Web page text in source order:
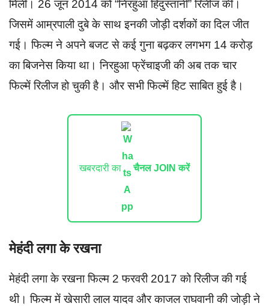
मिली। 26 जून 2014 को “निरहुआ हिंदुस्तानी” रिलीज की।
जिसमें आम्रपाली दुबे के साथ इनकी जोड़ी दर्शकों का दिल जीत
गई। फिल्म ने अपने बजट से कई गुना बढ़कर लगभग 14 करोड़
का बिजनेस किया था। निरहुआ फ्रेंचाइजी की अब तक चार
फिल्में रिलीज हो चुकी है। और सभी फिल्में हिट साबित हुई है।
खबरदारी का चैनल JOIN करें
मेहंदी लगा के रखना
मेहंदी लगा के रखना फिल्म 2 फरवरी 2017 को रिलीज की गई
थी। फिल्म में खेसारी लाल यादव और काजल राघवानी की जोड़ी ने